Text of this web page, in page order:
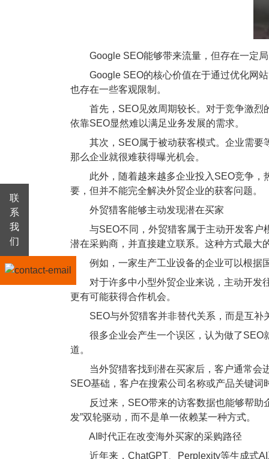
Google SEO能够带来流量，但存在一定局
Google SEO的核心价值在于通过优化网站
也存在一些客观限制。
首先，SEO见效周期较长。对于竞争激烈
依靠SEO显然难以满足业务发展的需求。
其次，SEO属于被动获客模式。企业需要
那么企业就很难获得曝光机会。
此外，随着越来越多企业投入SEO竞争，
要，但并不能完全解决外贸企业的获客问题。
外贸猎客能够主动发现潜在买家
与SEO不同，外贸猎客属于主动开发客户
潜在采购商，并直接建立联系。这种方式最大
例如，一家生产工业设备的企业可以根据国
对于许多中小型外贸企业来说，主动开发往
更有可能获得合作机会。
SEO与外贸猎客并非替代关系，而是互补
很多企业会产生一个误区，认为做了SEO
道。
当外贸猎客找到潜在买家后，客户通常会进
SEO基础，客户在搜索公司名称或产品关键
反过来，SEO带来的访客数据也能够帮助企
发”双轮驱动，而不是单一依赖某一种方式。
AI时代正在改变海外买家的采购路径
近年来，ChatGPT、Perplexity等生成式AI
联
系
我
们